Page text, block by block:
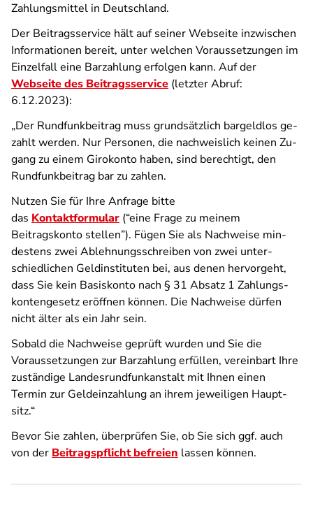
Zahlungsmittel in Deutschland.
Der Beitragsservice hält auf seiner Webseite inzwischen
Informationen bereit, unter welchen Voraussetzungen im
Einzelfall eine Barzahlung erfolgen kann. Auf der
Webseite des Beitragsservice (letzter Abruf:
6.12.2023):
„Der Rund­funk­beitrag muss grund­sätz­lich bar­geld­los ge­
zahlt werden. Nur Per­so­nen, die nach­weis­lich kei­nen Zu­
gang zu einem Giro­konto haben, sind be­rechtigt, den
Rund­funk­beitrag bar zu zahlen.
Nutzen Sie für Ihre An­frage bitte
das Kontaktformular (“eine Frage zu meinem
Beitragskonto stellen”). Fügen Sie als Nach­wei­se min­
destens zwei Ab­lehnungs­schrei­ben von zwei unter­
schied­lichen Geld­instituten bei, aus denen her­vor­geht,
dass Sie kein Basis­konto nach § 31 Absatz 1 Zahlungs­
konten­ge­setz eröffnen können. Die Nach­wei­se dürfen
nicht älter als ein Jahr sein.
Sobald die Nach­weise ge­prüft wurden und Sie die
Voraus­setzungen zur Bar­zahlung er­füllen, ver­ein­bart Ihre
zuständige Landes­rund­funk­anstalt mit Ihnen einen
Termin zur Geld­ein­zahlung an ihrem je­weiligen Haupt­
sitz.“
Bevor Sie zahlen, überprüfen Sie, ob Sie sich ggf. auch
von der Beitragspflicht befreien lassen können.